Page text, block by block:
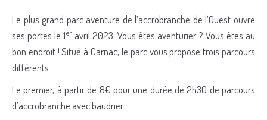
Le plus grand parc aventure de l’accrobranche de l’Ouest ouvre
ses portes le 1eravril 2023. Vous êtes aventurier ? Vous êtes au
bon endroit ! Situé à Carnac, le parc vous propose trois parcours
différents.
Le premier, à partir de 8€ pour une durée de 2h30 de parcours
d’accrobranche avec baudrier.